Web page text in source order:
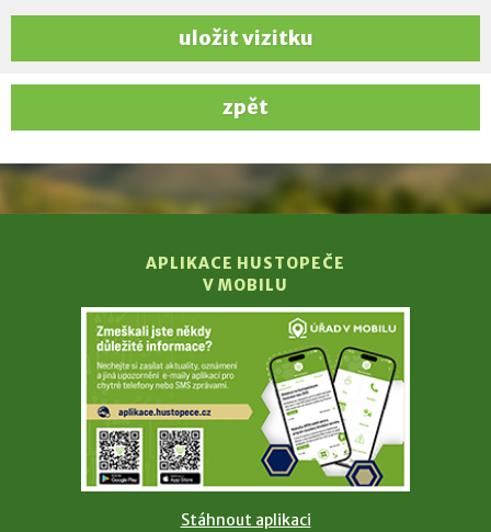
uložit vizitku
zpět
APLIKACE HUSTOPEČE
V MOBILU
Stáhnout aplikaci